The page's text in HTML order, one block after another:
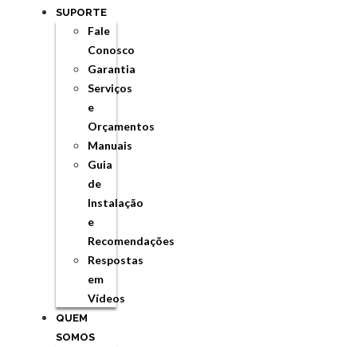
SUPORTE
Fale
Conosco
Garantia
Serviços
e
Orçamentos
Manuais
Guia
de
Instalação
e
Recomendações
Respostas
em
Vídeos
QUEM
SOMOS